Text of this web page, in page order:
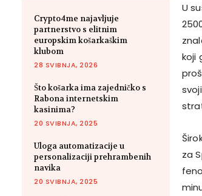
Crypto4me najavljuje
partnerstvo s elitnim
europskim košarkaškim
klubom
28 SVIBNJA, 2026
Što košarka ima zajedničko s
Rabona internetskim
kasinima?
20 SVIBNJA, 2025
Uloga automatizacije u
personalizaciji prehrambenih
navika
20 SVIBNJA, 2025
U
koji
za